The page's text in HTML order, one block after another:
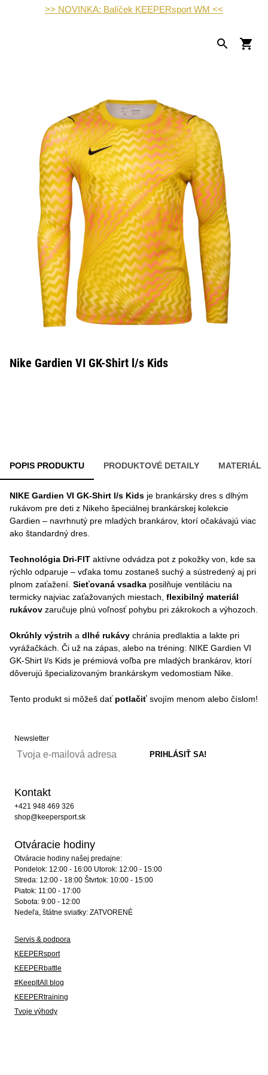
>> NOVINKA: Balíček KEEPERsport WM <<
Nike Gardien VI GK-Shirt l/s Kids
POPIS PRODUKTU PRODUKTOVÉ DETAILY MATERIÁL
NIKE Gardien VI GK-Shirt l/s Kids je brankársky dres s dlhým
rukávom pre deti z Nikeho špeciálnej brankárskej kolekcie
Gardien – navrhnutý pre mladých brankárov, ktorí očakávajú viac
ako štandardný dres.
Technológia Dri-FIT aktívne odvádza pot z pokožky von, kde sa
rýchlo odparuje – vďaka tomu zostaneš suchý a sústredený aj pri
plnom zaťažení. Sieťovaná vsadka posilňuje ventiláciu na
termicky najviac zaťažovaných miestach, flexibilný materiál
rukávov zaručuje plnú voľnosť pohybu pri zákrokoch a výhozoch.
Okrúhly výstrih a dlhé rukávy chránia predlaktia a lakte pri
vyrážačkách. Či už na zápas, alebo na tréning: NIKE Gardien VI
GK-Shirt l/s Kids je prémiová voľba pre mladých brankárov, ktorí
dôverujú špecializovaným brankárskym vedomostiam Nike.
Tento produkt si môžeš dať potlačiť svojím menom alebo číslom!
Newsletter
Kontakt
+421 948 469 326
shop@keepersport.sk
Otváracie hodiny
Otváracie hodiny našej predajne:
Pondelok: 12:00 - 16:00 Utorok: 12:00 - 15:00
Streda: 12:00 - 18:00 Štvrtok: 10:00 - 15:00
Piatok: 11:00 - 17:00
Sobota: 9:00 - 12:00
Nedeľa, štátne sviatky: ZATVORENÉ
Servis & podpora
KEEPERsport
KEEPERbattle
#KeepItAll blog
KEEPERtraining
Tvoje výhody